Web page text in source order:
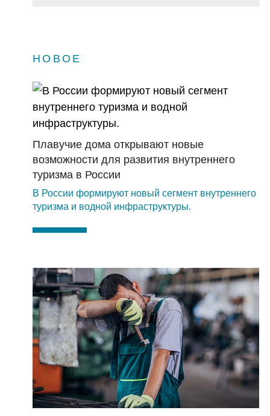
НОВОЕ
Плавучие дома открывают новые
возможности для развития внутреннего
туризма в России
В России формируют новый сегмент внутреннего
туризма и водной инфраструктуры.